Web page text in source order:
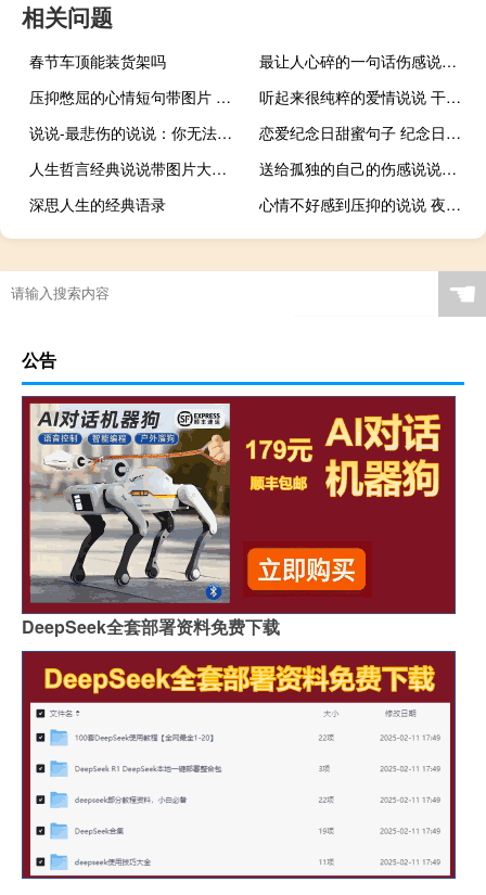
相关问题
春节车顶能装货架吗
最让人心碎的一句话伤感说说 2018痛彻心扉的爱情说说
压抑憋屈的心情短句带图片 别赢了道理输了感情
听起来很纯粹的爱情说说 干净惬意的爱情说说配图
说说-最悲伤的说说：你无法叫醒装睡的人，也无法感动不爱你的人
恋爱纪念日甜蜜句子 纪念日文案超甜暖心
人生哲言经典说说带图片大全 句句说到心坎上的句子配图
送给孤独的自己的伤感说说配图 看完想哭的伤感说说
深思人生的经典语录
心情不好感到压抑的说说 夜夜难熬夜夜熬
☚
公告
DeepSeek全套部署资料免费下载